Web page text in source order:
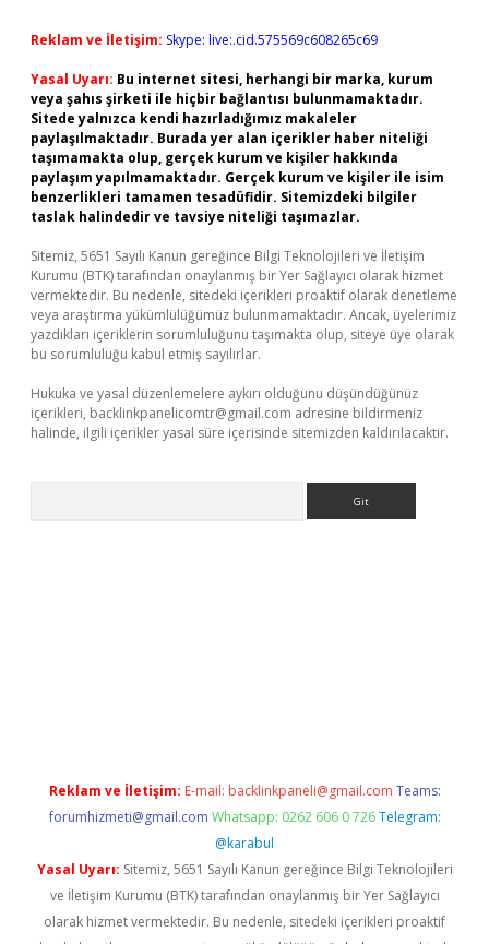
Reklam ve İletişim: Skype: live:.cid.575569c608265c69
Yasal Uyarı: Bu internet sitesi, herhangi bir marka, kurum
veya şahıs şirketi ile hiçbir bağlantısı bulunmamaktadır.
Sitede yalnızca kendi hazırladığımız makaleler
paylaşılmaktadır. Burada yer alan içerikler haber niteliği
taşımamakta olup, gerçek kurum ve kişiler hakkında
paylaşım yapılmamaktadır. Gerçek kurum ve kişiler ile isim
benzerlikleri tamamen tesadüfidir. Sitemizdeki bilgiler
taslak halindedir ve tavsiye niteliği taşımazlar.
Sitemiz, 5651 Sayılı Kanun gereğince Bilgi Teknolojileri ve İletişim
Kurumu (BTK) tarafından onaylanmış bir Yer Sağlayıcı olarak hizmet
vermektedir. Bu nedenle, sitedeki içerikleri proaktif olarak denetleme
veya araştırma yükümlülüğümüz bulunmamaktadır. Ancak, üyelerimiz
yazdıkları içeriklerin sorumluluğunu taşımakta olup, siteye üye olarak
bu sorumluluğu kabul etmiş sayılırlar.
Hukuka ve yasal düzenlemelere aykırı olduğunu düşündüğünüz
içerikleri, backlinkpanelicomtr@gmail.com adresine bildirmeniz
halinde, ilgili içerikler yasal süre içerisinde sitemizden kaldırılacaktır.
Reklam ve İletişim: E-mail: backlinkpaneli@gmail.com Teams:
forumhizmeti@gmail.com Whatsapp: 0262 606 0 726 Telegram:
@karabul
Yasal Uyarı: Sitemiz, 5651 Sayılı Kanun gereğince Bilgi Teknolojileri
ve İletişim Kurumu (BTK) tarafından onaylanmış bir Yer Sağlayıcı
olarak hizmet vermektedir. Bu nedenle, sitedeki içerikleri proaktif